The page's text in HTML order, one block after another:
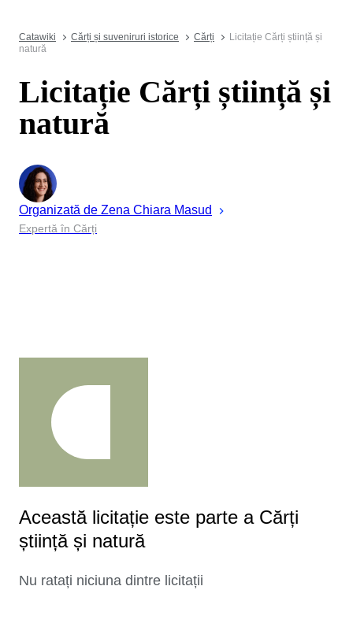
Catawiki Cărți și suveniruri istorice Cărți
Licitație Cărți știință și
natură
Licitație Cărți știință și
natură
Organizată de Zena Chiara Masud
Expertă în Cărți
Această licitație este parte a Cărți
știință și natură
Nu ratați niciuna dintre licitații